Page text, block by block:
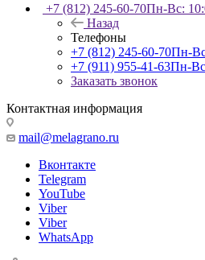
+7 (812) 245-60-70Пн-Вс:
Назад
Телефоны
+7 (812) 245-60-70Пн-
+7 (911) 955-41-63Пн-
Заказать звонок
Контактная информация
mail@melagrano.ru
Вконтакте
Telegram
YouTube
Viber
Viber
WhatsApp